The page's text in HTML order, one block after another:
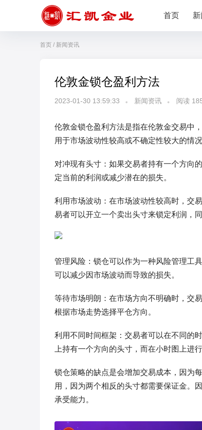
首页
首页 / 新闻资讯
伦敦金锁仓盈利方法
2023-01-30 13:59:33 新闻资讯 阅读
伦敦金锁仓盈利方法是指在伦敦金交易中
用于市场波动性较高或不确定性较大的情
对冲现有头寸：如果交易者持有一个方向
定当前的利润或减少潜在的损失。
利用市场波动：在市场波动性较高时，交
易者可以开立一个卖出头寸来锁定利润，
管理风险：锁仓可以作为一种风险管理工
可以减少因市场波动而导致的损失。
等待市场明朗：在市场方向不明确时，交
根据市场走势选择平仓方向。
利用不同时间框架：交易者可以在不同的
上持有一个方向的头寸，而在小时图上进行
锁仓策略的缺点是会增加交易成本，因为
用，因为两个相反的头寸都需要保证金。
承受能力。